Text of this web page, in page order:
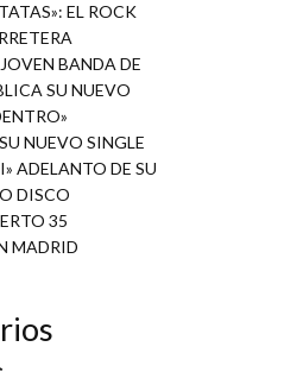
EL ROCK
BANDA DE
SU NUEVO
NUEVO SINGLE
ADELANTO DE SU
DISCO
35
MADRID